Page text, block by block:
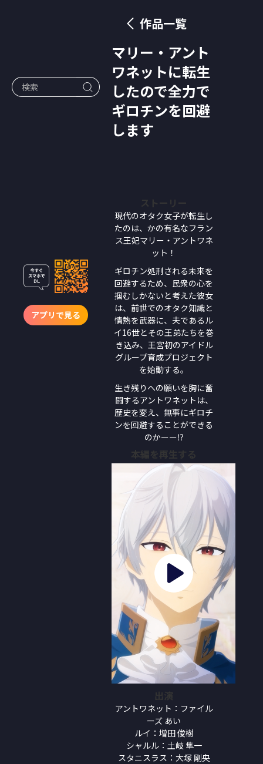
アプリで見る
作品一覧
マリー・アント
ワネットに転生
したので全力で
ギロチンを回避
します
ストーリー
現代のオタク女子が転生し
たのは、かの有名なフラン
ス王妃マリー・アントワネ
ット！
ギロチン処刑される未来を
回避するため、民衆の心を
掴むしかないと考えた彼女
は、前世でのオタク知識と
情熱を武器に、夫であるル
イ16世とその王弟たちを巻
き込み、王宮初のアイドル
グループ育成プロジェクト
を始動する。
生き残りへの願いを胸に奮
闘するアントワネットは、
歴史を変え、無事にギロチ
ンを回避することができる
のかーー⁉︎
本編を再生する
出演
アントワネット：ファイル
ーズ あい
ルイ：増田 俊樹
シャルル：土岐 隼一
スタニスラス：大塚 剛央